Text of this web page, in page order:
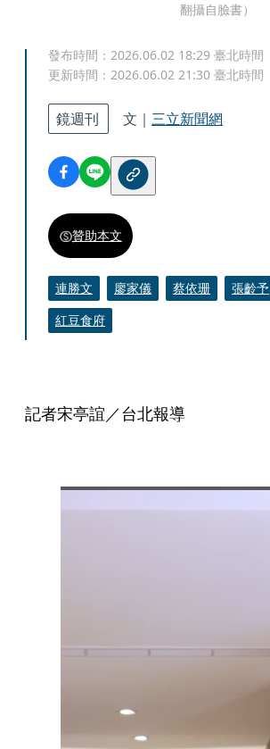
翻攝自臉書）
發布時間： 2026.06.02 18:29 臺北時間
更新時間： 2026.06.02 21:30 臺北時間
鏡週刊 文｜ 三立新聞網
贊助本文
連勝文 廖家儀 蔡依珊 張齡予
紅豆食府
記者宋亭誼／台北報導